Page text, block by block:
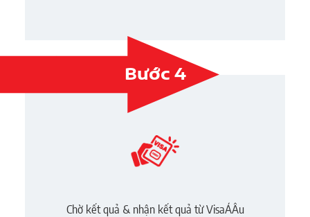
Bước 4
Chờ kết quả & nhận kết quả từ VisaÁÂu